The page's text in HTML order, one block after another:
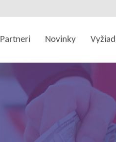
Partneri Novinky